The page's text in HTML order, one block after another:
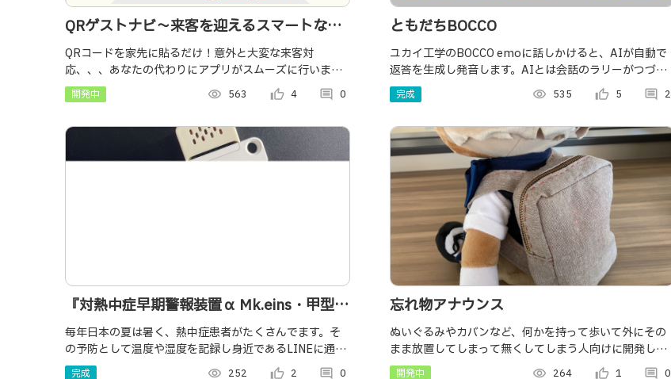
QRゲストナビ〜来客を迎えるスマートな新
手法〜
QRコードを家先に貼るだけ！意外と大変な来客対
応、、、あなたの代わりにアプリがスムーズに行いま
す！
開発中 visibility 563 thumb_up_alt 4 comment 0
ともだちBOCCO
ユカイ工学のBOCCO emoに話しかけると、AIが自動で
返答を生成し発音します。AIとは会話のラリーがつづ
き、まるでともだちとごっこ遊びできます。ともだちご
っこならぬ、「ともだちBOCCO」です。
完成 visibility 535 thumb_up_alt 5 comment 2
『対熱中症早期警報装置α Mk.eins・甲型』
～レスキュージャパン～灼熱の日本から人類
を救え!！
毎年日本の夏は暑く、熱中症患者がたくさんでます。そ
の予防として温度や湿度を記録し身近であるLINEに通知
してくれます。ボタンを押すことで緊急の通知をすぐ送
完成 visibility 252 thumb_up_alt 2 comment 0
忘れ物アナウンス
ぬいぐるみやカバンなど、何かを持って歩いて外にその
まま放置してしまって無くしてしまう人向けに開発した
機械です。
開発中 visibility 264 thumb_up_alt 1 comment 0